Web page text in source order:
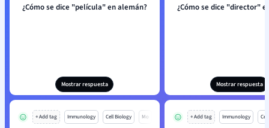
¿Cómo se dice "película" en alemán?
Mostrar respuesta
¿Cómo se dice "director"
Mostrar respuesta
+ Add tag Immunology Cell Biology Mo + Add tag Immunology